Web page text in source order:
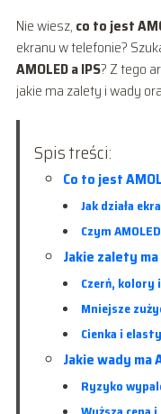
Nie wiesz, co to jest
ekranu w telefonie?
AMOLED a IPS? Z tego
jakie ma zalety i wady
Spis treści:
Co to jest
Jak działa
Czym
Jakie zalety ma
Czerń,
Mniejsze
Cienka i
Jakie wady ma
Ryzyko